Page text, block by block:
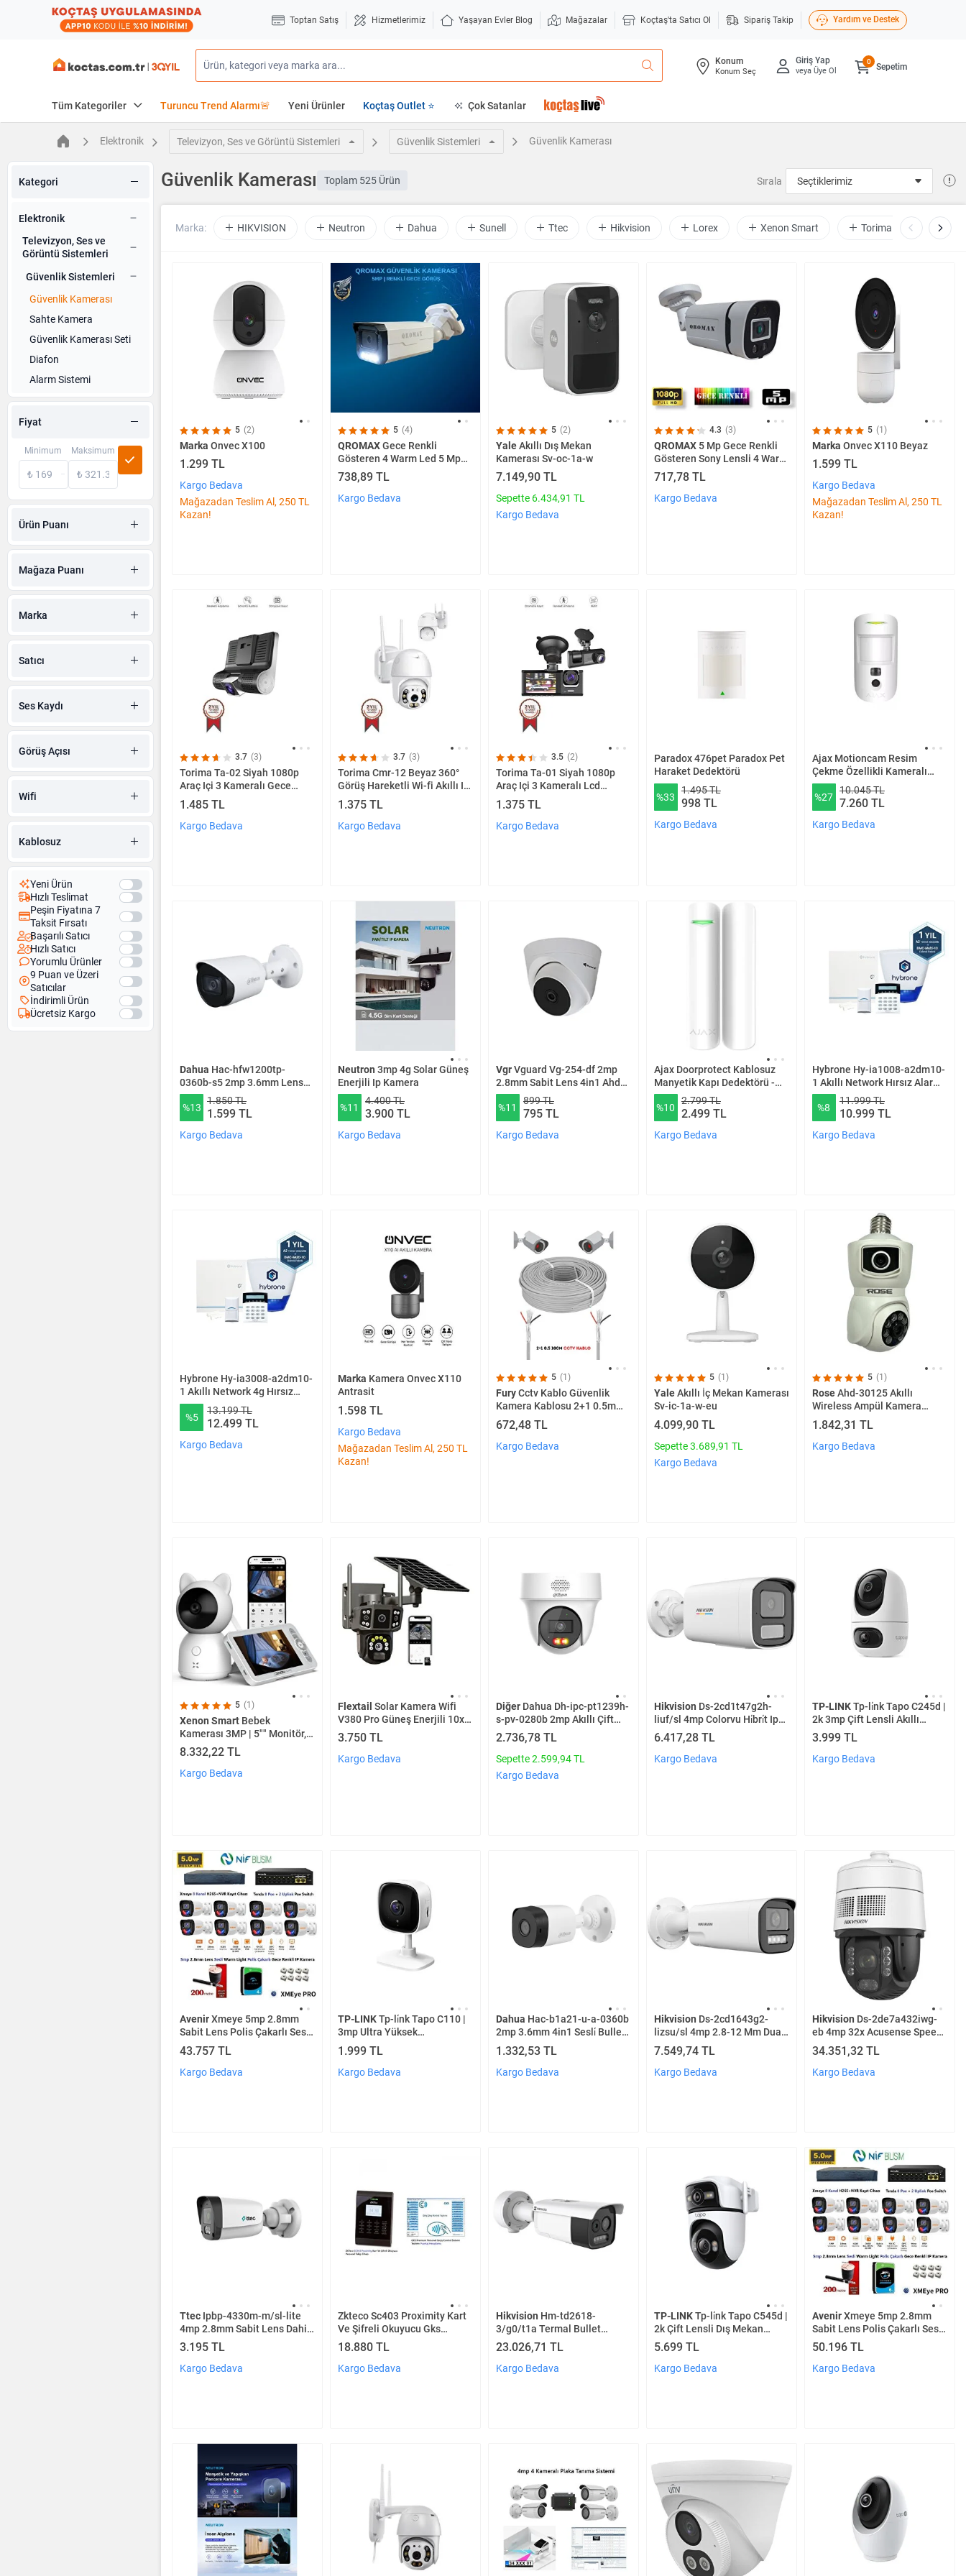
Toptan Satış Hizmetlerimiz Yaşayan Evler Blog Mağazalar Koçtaş'ta Satıcı Ol Sipariş Takip Yardım ve Destek
Konum
Konum Seç
Giriş Yap
veya Üye Ol Sepetim
0
Tüm Kategoriler Turuncu Trend Alarmı🚨 Yeni Ürünler Koçtaş Outlet ⭐ Çok Satanlar
Elektronik Televizyon, Ses ve Görüntü Sistemleri Güvenlik Sistemleri Güvenlik Kamerası
Kategori
Elektronik
Televizyon, Ses ve
Görüntü Sistemleri
Güvenlik Sistemleri
Güvenlik Kamerası
Sahte Kamera
Güvenlik Kamerası Seti
Diafon
Alarm Sistemi
Fiyat
Minimum Maksimum
Ürün Puanı
Mağaza Puanı
Marka
Satıcı
Ses Kaydı
Görüş Açısı
Wifi
Kablosuz
Yeni Ürün
Hızlı Teslimat
Peşin Fiyatına 7
Taksit Fırsatı
Başarılı Satıcı
Hızlı Satıcı
Yorumlu Ürünler
9 Puan ve Üzeri
Satıcılar
İndirimli Ürün
Ücretsiz Kargo
Güvenlik Kamerası Toplam 525 Ürün Sırala
Marka: HIKVISION Neutron Dahua Sunell Ttec Hikvision Lorex Xenon Smart Torima Ruijie
5 (2)
Marka Onvec X100
1.299 TL
Kargo Bedava
Mağazadan Teslim Al, 250 TL
Kazan!
5 (4)
QROMAXGece Renkli
Gösteren 4 Warm Led 5 Mp
Sony Lensli 1080p Full Hd
Güvenlik Kamerasi 3404w
738,89 TL
Kargo Bedava
5 (2)
YaleAkıllı Dış Mekan
Kamerası Sv-oc-1a-w
7.149,90 TL
Sepette 6.434,91 TL
Kargo Bedava
4.3 (3)
QROMAX5 Mp Gece Renkli
Gösteren Sony Lensli 4 Warm
Led 1080p Güvenlik
Kamerası 604w
717,78 TL
Kargo Bedava
5 (1)
Marka Onvec X110 Beyaz
1.599 TL
Kargo Bedava
Mağazadan Teslim Al, 250 TL
Kazan!
3.7 (3)
Torima Ta-02 Siyah 1080p
Araç Içi 3 Kameralı Gece
Görüşlü, G-sensör, Geri Görüş
Kameralı Araç Kamerası
1.485 TL
Kargo Bedava
3.7 (3)
Torima Cmr-12 Beyaz 360°
Görüş Hareketli Wi-fi Akıllı Ip
Güvenlik Kamerası Dış
Mekan Kamerası
1.375 TL
Kargo Bedava
3.5 (2)
Torima Ta-01 Siyah 1080p
Araç Içi 3 Kameralı Lcd
Ekranlı Gece Görüşlü Araç
Kamerası
1.375 TL
Kargo Bedava
Paradox 476pet Paradox Pet
Haraket Dedektörü
%33
1.495 TL
998 TL
Kargo Bedava
Ajax Motioncam Resim
Çekme Özellikli Kameralı
Kablosuz Pir Hareket
Dedektörü Beyaz Hub 2
%27
10.045 TL
7.260 TL
Kargo Bedava
Dahua Hac-hfw1200tp-
0360b-s5 2mp 3.6mm Lens
Metal Kasa Ir Bullet Ahd
Kamera
%13
1.850 TL
1.599 TL
Kargo Bedava
Neutron 3mp 4g Solar Güneş
Enerjili Ip Kamera
%11
4.400 TL
3.900 TL
Kargo Bedava
VgrVguard Vg-254-df 2mp
2.8mm Sabit Lens 4in1 Ahd
Dome Kamera
%11
899 TL
795 TL
Kargo Bedava
Ajax Doorprotect Kablosuz
Manyetik Kapı Dedektörü -
Beyaz
%10
2.799 TL
2.499 TL
Kargo Bedava
Hybrone Hy-ia1008-a2dm10-
1 Akıllı Network Hırsız Alarm
Seti 1 Yıl Hybrone A2 Temel
Paket Dmc 10
%8
11.999 TL
10.999 TL
Kargo Bedava
Hybrone Hy-ia3008-a2dm10-
1 Akıllı Network 4g Hırsız
Alarm Seti 1 Yıl Hybrone A2
Temel Paket Dmc 10
%5
13.199 TL
12.499 TL
Kargo Bedava
Marka Kamera Onvec X110
Antrasit
1.598 TL
Kargo Bedava
Mağazadan Teslim Al, 250 TL
Kazan!
5 (1)
FuryCctv Kablo Güvenlik
Kamera Kablosu 2+1 0.5mm
100m Metre
672,48 TL
Kargo Bedava
5 (1)
YaleAkıllı İç Mekan Kamerası
Sv-ic-1a-w-eu
4.099,90 TL
Sepette 3.689,91 TL
Kargo Bedava
5 (1)
RoseAhd-30125 Akıllı
Wireless Ampül Kamera
360derece Hareketli Çift
Kameralı
1.842,31 TL
Kargo Bedava
5 (1)
Xenon Smart Bebek
Kamerası 3MP | 5"" Monitör,
Mobil Takip, Ağlama
Algılama, 360° Gece Görüş,
RGB Lambalı (X7202)
8.332,22 TL
Kargo Bedava
Flextail Solar Kamera Wifi
V380 Pro Güneş Enerjili 10x
Zoom 6mp 2 Lens Alarm Ses
Akıllı Wifi Güvenlik Kamera
3.750 TL
Kargo Bedava
DiğerDahua Dh-ipc-pt1239h-
s-pv-0280b 2mp Akıllı Çift
Işık Aktif Caydırıcılık İp Pt
Kamera
2.736,78 TL
Sepette 2.599,94 TL
Kargo Bedava
Hikvision Ds-2cd1t47g2h-
liuf/sl 4mp Colorvu Hi̇bri̇t Ip
Bullet Kamera
6.417,28 TL
Kargo Bedava
TP-LINKTp-li̇nk Tapo C245d |
2k 3mp Çift Lensli Akıllı
Güvenlik Kamerası | 360° |
Geniş Açı Ve Tele-lens | Akıllı
Hareket Takibi | Aı Kişi
3.999 TL
Kargo Bedava
AvenirXmeye 5mp 2.8mm
Sabit Lens Polis Çakarlı Sesli
Ve Gece Renkli 8 Kameralı Ip
Kamera Seti 4tb Disk
43.757 TL
Kargo Bedava
TP-LINKTp-li̇nk Tapo C110 |
3mp Ultra Yüksek
Çözünürlüklü Wi-fi Güvenlik
Kamerası | Gelişmiş Gece
Görüşü | Hareket Algılama Ve
1.999 TL
Kargo Bedava
Dahua Hac-b1a21-u-a-0360b
2mp 3.6mm 4in1 Sesli̇ Bullet
Kamera
1.332,53 TL
Kargo Bedava
Hikvision Ds-2cd1643g2-
lizsu/sl 4mp 2.8-12 Mm Dual
Hybri̇d Li̇ght Ip Bullet Kamera
7.549,74 TL
Kargo Bedava
Hikvision Ds-2de7a432iwg-
eb 4mp 32x Acusense Speed
Dome Kamera
34.351,32 TL
Kargo Bedava
Ttec Ipbp-4330m-m/sl-lite
4mp 2.8mm Sabit Lens Dahili
Sesli Gece Renkli Ir Bullet Ip
Kamera Sadece Poe İle
Çalışır
3.195 TL
Kargo Bedava
Zkteco Sc403 Proximity Kart
Ve Şifreli Okuyucu Gks
Premium Geçiş Yazılımı Ve
Puantaj Hesaplama Dahil
18.880 TL
Kargo Bedava
Hikvision Hm-td2618-
3/g0/t1a Termal Bullet
Kamera
23.026,71 TL
Kargo Bedava
TP-LINKTp-li̇nk Tapo C545d |
2k Çift Lensli Dış Mekan
Güvenlik Kamerası | 165°
Geniş Açı + Telefoto Lens |
İp66 | Aı Takip | Renkli Gece G
5.699 TL
Kargo Bedava
AvenirXmeye 5mp 2.8mm
Sabit Lens Polis Çakarlı Sesli
Ve Gece Renkli 8 Kameralı Ip
Kamera Seti 6tb Disk
50.196 TL
Kargo Bedava